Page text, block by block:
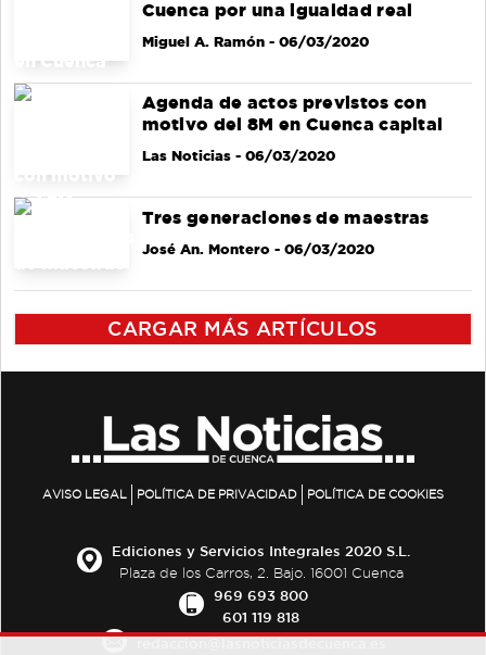
Cuenca por una igualdad real
Miguel A. Ramón- 06/03/2020
Agenda de actos previstos con
motivo del 8M en Cuenca capital
Las Noticias- 06/03/2020
Tres generaciones de maestras
José An. Montero- 06/03/2020
CARGAR MÁS ARTÍCULOS
AVISO LEGAL POLÍTICA DE PRIVACIDAD POLÍTICA DE COOKIES
Ediciones y Servicios Integrales 2020 S.L.
Plaza de los Carros, 2. Bajo. 16001 Cuenca
969 693 800
601 119 818